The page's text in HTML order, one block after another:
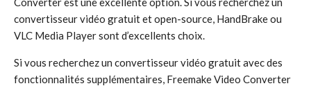
convertisseur vidéo gratuit et open-source, HandBrake ou
VLC Media Player sont d’excellents choix.
Si vous recherchez un convertisseur vidéo gratuit avec des
fonctionnalités supplémentaires, Freemake Video Converter